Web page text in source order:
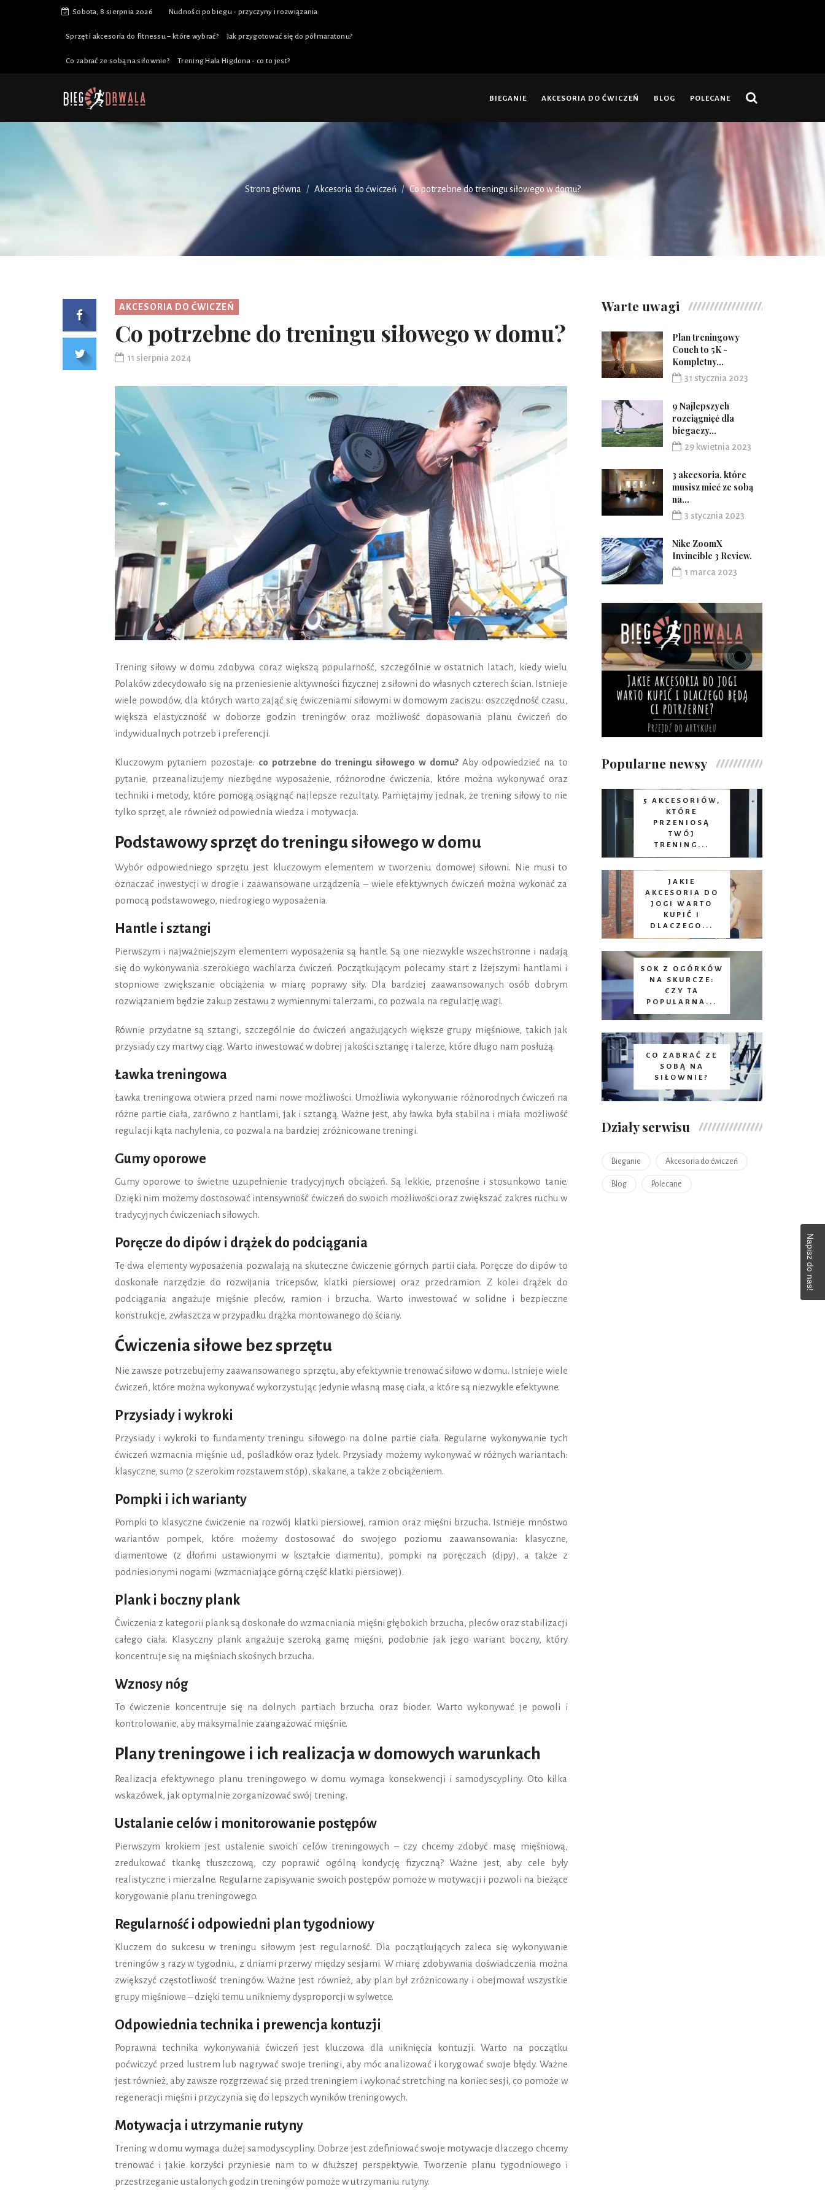
Sobota, 8 sierpnia 2026 Nudności po biegu - przyczyny i rozwiązania
Sprzęt i akcesoria do fitnessu – które wybrać? Jak przygotować się do półmaratonu?
Co zabrać ze sobą na siłownie? Trening Hala Higdona - co to jest?
BIEGANIE AKCESORIA DO ĆWICZEŃ BLOG POLECANE
Strona główna Akcesoria do ćwiczeń Co potrzebne do treningu siłowego w domu?
AKCESORIA DO ĆWICZEŃ
Co potrzebne do treningu siłowego w domu?
11 sierpnia 2024
Trening siłowy w domu zdobywa coraz większą popularność, szczególnie w ostatnich latach, kiedy wielu
Polaków zdecydowało się na przeniesienie aktywności fizycznej z siłowni do własnych czterech ścian. Istnieje
wiele powodów, dla których warto zająć się ćwiczeniami siłowymi w domowym zaciszu: oszczędność czasu,
większa elastyczność w doborze godzin treningów oraz możliwość dopasowania planu ćwiczeń do
indywidualnych potrzeb i preferencji.
Kluczowym pytaniem pozostaje: co potrzebne do treningu siłowego w domu? Aby odpowiedzieć na to
pytanie, przeanalizujemy niezbędne wyposażenie, różnorodne ćwiczenia, które można wykonywać oraz
techniki i metody, które pomogą osiągnąć najlepsze rezultaty. Pamiętajmy jednak, że trening siłowy to nie
tylko sprzęt, ale również odpowiednia wiedza i motywacja.
Podstawowy sprzęt do treningu siłowego w domu
Wybór odpowiedniego sprzętu jest kluczowym elementem w tworzeniu domowej siłowni. Nie musi to
oznaczać inwestycji w drogie i zaawansowane urządzenia – wiele efektywnych ćwiczeń można wykonać za
pomocą podstawowego, niedrogiego wyposażenia.
Hantle i sztangi
Pierwszym i najważniejszym elementem wyposażenia są hantle. Są one niezwykle wszechstronne i nadają
się do wykonywania szerokiego wachlarza ćwiczeń. Początkującym polecamy start z lżejszymi hantlami i
stopniowe zwiększanie obciążenia w miarę poprawy siły. Dla bardziej zaawansowanych osób dobrym
rozwiązaniem będzie zakup zestawu z wymiennymi talerzami, co pozwala na regulację wagi.
Równie przydatne są sztangi, szczególnie do ćwiczeń angażujących większe grupy mięśniowe, takich jak
przysiady czy martwy ciąg. Warto inwestować w dobrej jakości sztangę i talerze, które długo nam posłużą.
Ławka treningowa
Ławka treningowa otwiera przed nami nowe możliwości. Umożliwia wykonywanie różnorodnych ćwiczeń na
różne partie ciała, zarówno z hantlami, jak i sztangą. Ważne jest, aby ławka była stabilna i miała możliwość
regulacji kąta nachylenia, co pozwala na bardziej zróżnicowane treningi.
Gumy oporowe
Gumy oporowe to świetne uzupełnienie tradycyjnych obciążeń. Są lekkie, przenośne i stosunkowo tanie.
Dzięki nim możemy dostosować intensywność ćwiczeń do swoich możliwości oraz zwiększać zakres ruchu w
tradycyjnych ćwiczeniach siłowych.
Poręcze do dipów i drążek do podciągania
Te dwa elementy wyposażenia pozwalają na skuteczne ćwiczenie górnych partii ciała. Poręcze do dipów to
doskonałe narzędzie do rozwijania tricepsów, klatki piersiowej oraz przedramion. Z kolei drążek do
podciągania angażuje mięśnie pleców, ramion i brzucha. Warto inwestować w solidne i bezpieczne
konstrukcje, zwłaszcza w przypadku drążka montowanego do ściany.
Ćwiczenia siłowe bez sprzętu
Nie zawsze potrzebujemy zaawansowanego sprzętu, aby efektywnie trenować siłowo w domu. Istnieje wiele
ćwiczeń, które można wykonywać wykorzystując jedynie własną masę ciała, a które są niezwykle efektywne.
Przysiady i wykroki
Przysiady i wykroki to fundamenty treningu siłowego na dolne partie ciała. Regularne wykonywanie tych
ćwiczeń wzmacnia mięśnie ud, pośladków oraz łydek. Przysiady możemy wykonywać w różnych wariantach:
klasyczne, sumo (z szerokim rozstawem stóp), skakane, a także z obciążeniem.
Pompki i ich warianty
Pompki to klasyczne ćwiczenie na rozwój klatki piersiowej, ramion oraz mięśni brzucha. Istnieje mnóstwo
wariantów pompek, które możemy dostosować do swojego poziomu zaawansowania: klasyczne,
diamentowe (z dłońmi ustawionymi w kształcie diamentu), pompki na poręczach (dipy), a także z
podniesionymi nogami (wzmacniające górną część klatki piersiowej).
Plank i boczny plank
Ćwiczenia z kategorii plank są doskonałe do wzmacniania mięśni głębokich brzucha, pleców oraz stabilizacji
całego ciała. Klasyczny plank angażuje szeroką gamę mięśni, podobnie jak jego wariant boczny, który
koncentruje się na mięśniach skośnych brzucha.
Wznosy nóg
To ćwiczenie koncentruje się na dolnych partiach brzucha oraz bioder. Warto wykonywać je powoli i
kontrolowanie, aby maksymalnie zaangażować mięśnie.
Plany treningowe i ich realizacja w domowych warunkach
Realizacja efektywnego planu treningowego w domu wymaga konsekwencji i samodyscypliny. Oto kilka
wskazówek, jak optymalnie zorganizować swój trening.
Ustalanie celów i monitorowanie postępów
Pierwszym krokiem jest ustalenie swoich celów treningowych – czy chcemy zdobyć masę mięśniową,
zredukować tkankę tłuszczową, czy poprawić ogólną kondycję fizyczną? Ważne jest, aby cele były
realistyczne i mierzalne. Regularne zapisywanie swoich postępów pomoże w motywacji i pozwoli na bieżące
korygowanie planu treningowego.
Regularność i odpowiedni plan tygodniowy
Kluczem do sukcesu w treningu siłowym jest regularność. Dla początkujących zaleca się wykonywanie
treningów 3 razy w tygodniu, z dniami przerwy między sesjami. W miarę zdobywania doświadczenia można
zwiększyć częstotliwość treningów. Ważne jest również, aby plan był zróżnicowany i obejmował wszystkie
grupy mięśniowe – dzięki temu unikniemy dysproporcji w sylwetce.
Odpowiednia technika i prewencja kontuzji
Poprawna technika wykonywania ćwiczeń jest kluczowa dla uniknięcia kontuzji. Warto na początku
poćwiczyć przed lustrem lub nagrywać swoje treningi, aby móc analizować i korygować swoje błędy. Ważne
jest również, aby zawsze rozgrzewać się przed treningiem i wykonać stretching na koniec sesji, co pomoże w
regeneracji mięśni i przyczynia się do lepszych wyników treningowych.
Motywacja i utrzymanie rutyny
Trening w domu wymaga dużej samodyscypliny. Dobrze jest zdefiniować swoje motywacje dlaczego chcemy
trenować i jakie korzyści przyniesie nam to w dłuższej perspektywie. Tworzenie planu tygodniowego i
przestrzeganie ustalonych godzin treningów pomoże w utrzymaniu rutyny.
Warte uwagi
Plan treningowy
Couch to 5K -
Kompletny...
31 stycznia 2023
9 Najlepszych
rozciągnięć dla
biegaczy...
29 kwietnia 2023
3 akcesoria, które
musisz mieć ze sobą
na...
3 stycznia 2023
Nike ZoomX
Invincible 3 Review.
1 marca 2023
Popularne newsy
5 AKCESORIÓW,
KTÓRE
PRZENIOSĄ
TWÓJ
TRENING...
JAKIE
AKCESORIA DO
JOGI WARTO
KUPIĆ I
DLACZEGO...
SOK Z OGÓRKÓW
NA SKURCZE:
CZY TA
POPULARNA...
CO ZABRAĆ ZE
SOBĄ NA
SIŁOWNIE?
Działy serwisu
Bieganie Akcesoria do ćwiczeń
Blog Polecane
Napisz do nas!